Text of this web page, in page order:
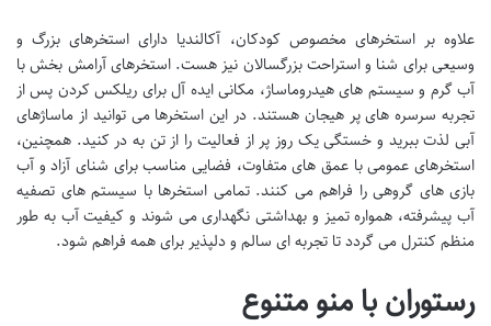
علاوه بر استخرهای مخصوص کودکان، آکالندیا دارای استخرهای بزرگ و
وسیعی برای شنا و استراحت بزرگسالان نیز هست. استخرهای آرامش بخش با
آب گرم و سیستم های هیدروماساژ، مکانی ایده آل برای ریلکس کردن پس از
تجربه سرسره های پر هیجان هستند. در این استخرها می توانید از ماساژهای
آبی لذت ببرید و خستگی یک روز پر از فعالیت را از تن به در کنید. همچنین،
استخرهای عمومی با عمق های متفاوت، فضایی مناسب برای شنای آزاد و آب
بازی های گروهی را فراهم می کنند. تمامی استخرها با سیستم های تصفیه
آب پیشرفته، همواره تمیز و بهداشتی نگهداری می شوند و کیفیت آب به طور
منظم کنترل می گردد تا تجربه ای سالم و دلپذیر برای همه فراهم شود.
رستوران با منو متنوع